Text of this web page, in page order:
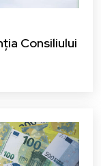
Consiliului